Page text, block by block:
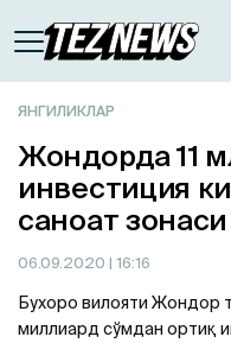
ЯНГИЛИКЛАР
Жондорда 11
инвестиция
саноат
06.09.2020 | 16:16
Бухоро вилояти Жондор
миллиард сўмдан ортиқ